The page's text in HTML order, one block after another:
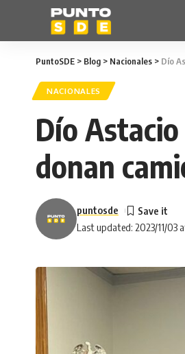
PuntoSDE > Blog > Nacionales > Dío
NACIONALES
Dío
donan
Last updated: 2023/11/03
puntosde